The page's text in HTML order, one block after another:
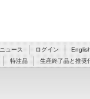
ニュース ログイン
特注品 生産終了品と推奨